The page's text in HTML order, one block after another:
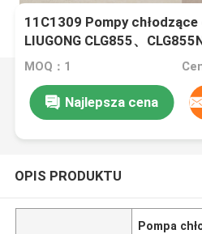
11C1309 Pompy chłodzące
LIUGONG CLG855、
CLG856、CLG850H、
MOQ：1
Najlepsza cena
OPIS PRODUKTU
Pompa